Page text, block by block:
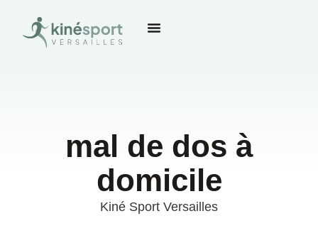
mal de dos à
domicile
Kiné Sport Versailles